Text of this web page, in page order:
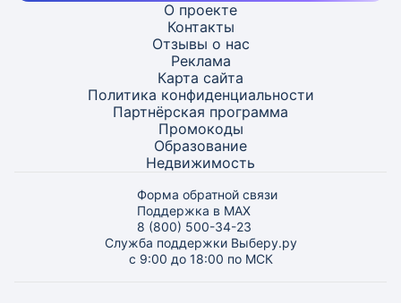
О проекте
Контакты
Отзывы о нас
Реклама
Карта сайта
Политика конфиденциальности
Партнёрская программа
Промокоды
Образование
Недвижимость
Форма обратной связи
Поддержка в MAX
8 (800) 500-34-23
Служба поддержки Выберу.ру
с 9:00 до 18:00 по МСК